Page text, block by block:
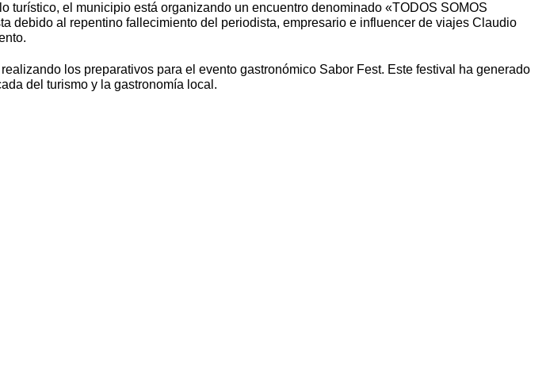
el municipio está organizando un encuentro denominado «TODOS SOMOS
debido al repentino fallecimiento del periodista, empresario e influencer de viajes Claudio
los preparativos para el evento gastronómico Sabor Fest. Este festival ha generado
del turismo y la gastronomía local.